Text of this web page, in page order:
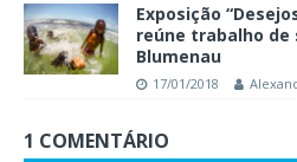
Exposição
reúne trabalho
Blumenau
17/01/2018
1 COMENTÁRIO